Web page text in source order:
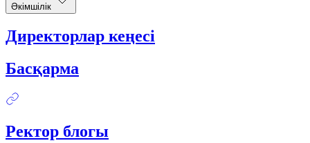
Әкімшілік
Директорлар кеңесі
Басқарма
Ректор блогы